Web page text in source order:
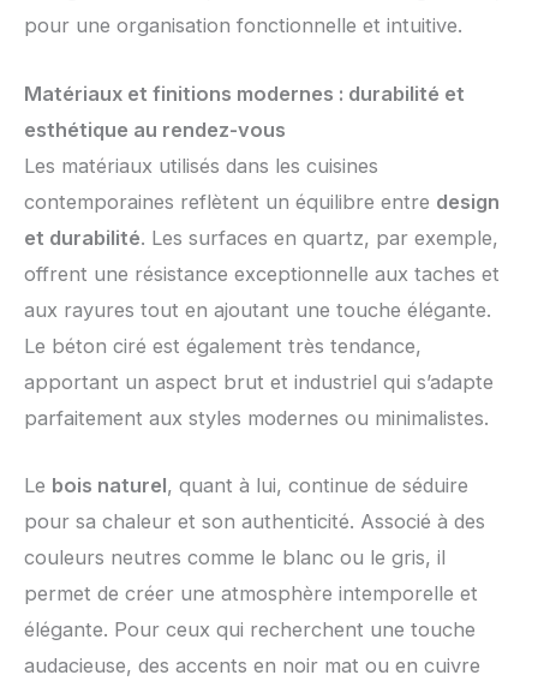
pour une organisation fonctionnelle et intuitive.
Matériaux et finitions modernes : durabilité et
esthétique au rendez-vous
Les matériaux utilisés dans les cuisines
contemporaines reflètent un équilibre entre design
et durabilité. Les surfaces en quartz, par exemple,
offrent une résistance exceptionnelle aux taches et
aux rayures tout en ajoutant une touche élégante.
Le béton ciré est également très tendance,
apportant un aspect brut et industriel qui s’adapte
parfaitement aux styles modernes ou minimalistes.
Le bois naturel, quant à lui, continue de séduire
pour sa chaleur et son authenticité. Associé à des
couleurs neutres comme le blanc ou le gris, il
permet de créer une atmosphère intemporelle et
élégante. Pour ceux qui recherchent une touche
audacieuse, des accents en noir mat ou en cuivre